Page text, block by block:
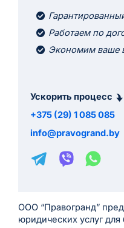
Работаем по
Экономим ваше
Ускорить процесс
+375 (29) 1 085 085
info@pravogrand.by
ООО “Правогранд”
юридических услуг